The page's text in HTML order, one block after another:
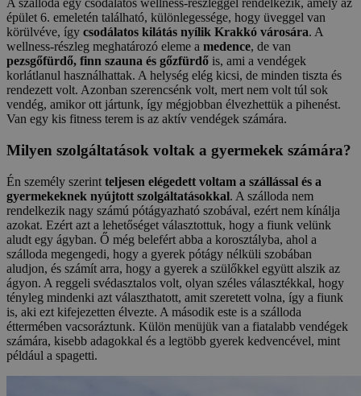
A szálloda egy csodálatos wellness-részleggel rendelkezik, amely az
épület 6. emeletén található, különlegessége, hogy üveggel van
körülvéve, így csodálatos kilátás nyílik Krakkó városára. A
wellness-részleg meghatározó eleme a medence, de van
pezsgőfürdő, finn szauna és gőzfürdő is, ami a vendégek
korlátlanul használhattak. A helység elég kicsi, de minden tiszta és
rendezett volt. Azonban szerencsénk volt, mert nem volt túl sok
vendég, amikor ott jártunk, így mégjobban élvezhettük a pihenést.
Van egy kis fitness terem is az aktív vendégek számára.
Milyen szolgáltatások voltak a gyermekek számára?
Én személy szerint teljesen elégedett voltam a szállással és a
gyermekeknek nyújtott szolgáltatásokkal. A szálloda nem
rendelkezik nagy számú pótágyazható szobával, ezért nem kínálja
azokat. Ezért azt a lehetőséget választottuk, hogy a fiunk velünk
aludt egy ágyban. Ő még belefért abba a korosztályba, ahol a
szálloda megengedi, hogy a gyerek pótágy nélküli szobában
aludjon, és számít arra, hogy a gyerek a szülőkkel együtt alszik az
ágyon. A reggeli svédasztalos volt, olyan széles választékkal, hogy
tényleg mindenki azt választhatott, amit szeretett volna, így a fiunk
is, aki ezt kifejezetten élvezte. A második este is a szálloda
éttermében vacsoráztunk. Külön menüjük van a fiatalabb vendégek
számára, kisebb adagokkal és a legtöbb gyerek kedvencével, mint
például a spagetti.